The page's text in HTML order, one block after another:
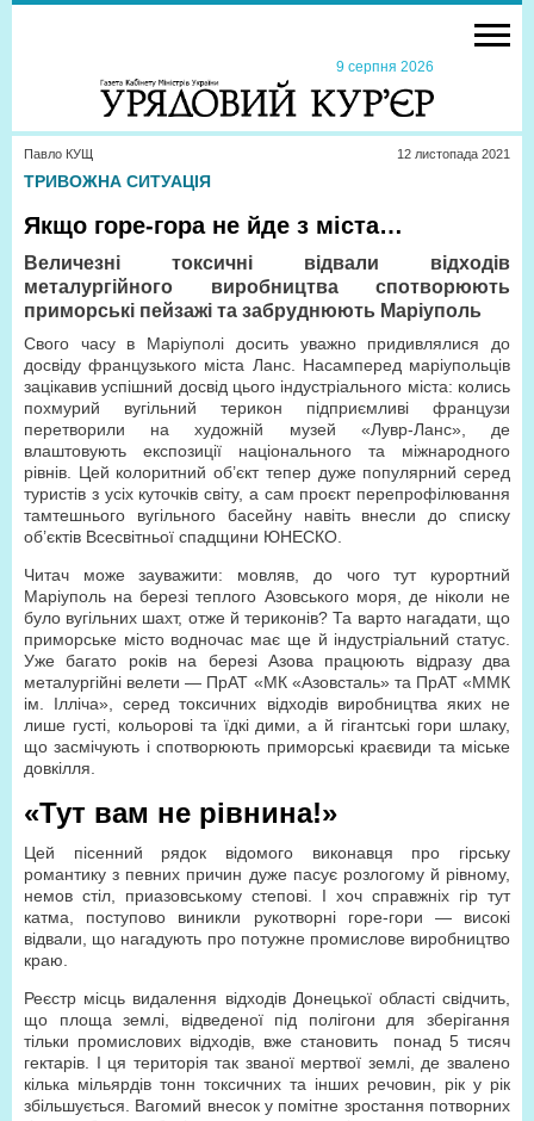
9 серпня 2026
Павло КУЩ 12 листопада 2021
ТРИВОЖНА СИТУАЦІЯ
Якщо горе-гора не йде з міста…
Величезні токсичні відвали відходів
металургійного виробництва спотворюють
приморські пейзажі та забруднюють Маріуполь
Свого часу в Маріуполі досить уважно придивлялися до
досвіду французького міста Ланс. Насамперед маріупольців
зацікавив успішний досвід цього індустріального міста: колись
похмурий вугільний терикон підприємливі французи
перетворили на художній музей «Лувр-Ланс», де
влаштовують експозиції національного та міжнародного
рівнів. Цей колоритний об’єкт тепер дуже популярний серед
туристів з усіх куточків світу, а сам проєкт перепрофілювання
тамтешнього вугільного басейну навіть внесли до списку
об’єктів Всесвітньої спадщини ЮНЕСКО.
Читач може зауважити: мовляв, до чого тут курортний
Маріуполь на березі теплого Азовського моря, де ніколи не
було вугільних шахт, отже й териконів? Та варто нагадати, що
приморське місто водночас має ще й індустріальний статус.
Уже багато років на березі Азова працюють відразу два
металургійні велети — ПрАТ «МК «Азовсталь» та ПрАТ «ММК
ім. Ілліча», серед токсичних відходів виробництва яких не
лише густі, кольорові та їдкі дими, а й гігантські гори шлаку,
що засмічують і спотворюють приморські краєвиди та міське
довкілля.
«Тут вам не рівнина!»
Цей пісенний рядок відомого виконавця про гірську
романтику з певних причин дуже пасує розлогому й рівному,
немов стіл, приазовському степові. І хоч справжніх гір тут
катма, поступово виникли рукотворні горе-гори — високі
відвали, що нагадують про потужне промислове виробництво
краю.
Реєстр місць видалення відходів Донецької області свідчить,
що площа землі, відведеної під полігони для зберігання
тільки промислових відходів, вже становить понад 5 тисяч
гектарів. І ця територія так званої мертвої землі, де звалено
кілька мільярдів тонн токсичних та інших речовин, рік у рік
збільшується. Вагомий внесок у помітне зростання потворних